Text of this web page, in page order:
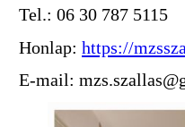
Tel.: 06 30 787 5115
Honlap: https://
E-mail: